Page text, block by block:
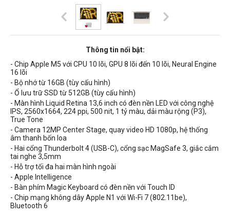
Thông tin nổi bật:
- Chip Apple M5 với CPU 10 lõi, GPU 8 lõi đến 10 lõi, Neural Engine
16 lõi
- Bộ nhớ từ 16GB (tùy cấu hình)
- Ổ lưu trữ SSD từ 512GB (tùy cấu hình)
- Màn hình Liquid Retina 13,6 inch có đèn nền LED với công nghệ
IPS, 2560x1664, 224 ppi, 500 nit, 1 tỷ màu, dải màu rộng (P3),
True Tone
- Camera 12MP Center Stage, quay video HD 1080p, hệ thống
âm thanh bốn loa
- Hai cổng Thunderbolt 4 (USB-C), cổng sạc MagSafe 3, giắc cắm
tai nghe 3,5mm
- Hỗ trợ tối đa hai màn hình ngoài
- Apple Intelligence
- Bàn phím Magic Keyboard có đèn nền với Touch ID
- Chip mạng không dây Apple N1 với Wi-Fi 7 (802.11be),
Bluetooth 6